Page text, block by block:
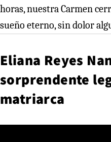
horas, nuestra Carmen
sueño eterno, sin dolor
Eliana Reyes
sorprendente
matriarca